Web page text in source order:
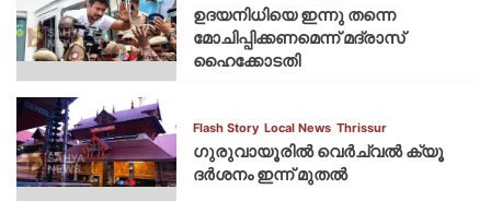
ഉദയനിധിയെ ഇന്നു തന്നെ
മോചിപ്പിക്കണമെന്ന് മദ്രാസ്
ഹൈക്കോടതി
Flash Story Local News Thrissur
ഗുരുവായൂരില്‍ വെര്‍ച്വല്‍ ക്യൂ
ദര്‍ശനം ഇന്ന് മുതല്‍